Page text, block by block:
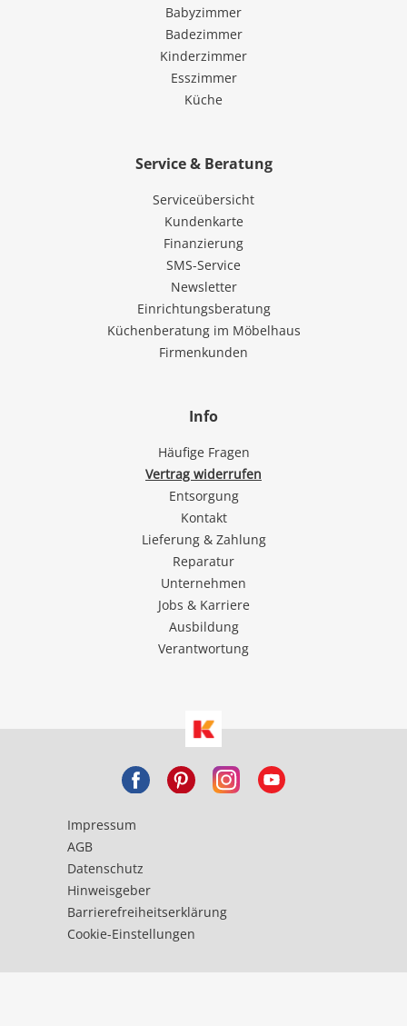
Babyzimmer
Badezimmer
Kinderzimmer
Esszimmer
Küche
Service & Beratung
Serviceübersicht
Kundenkarte
Finanzierung
SMS-Service
Newsletter
Einrichtungsberatung
Küchenberatung im Möbelhaus
Firmenkunden
Info
Häufige Fragen
Vertrag widerrufen
Entsorgung
Kontakt
Lieferung & Zahlung
Reparatur
Unternehmen
Jobs & Karriere
Ausbildung
Verantwortung
Impressum
AGB
Datenschutz
Hinweisgeber
Barrierefreiheitserklärung
Cookie-Einstellungen